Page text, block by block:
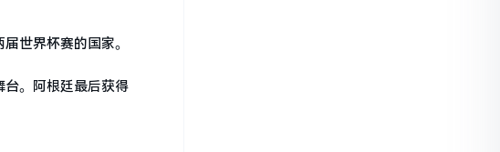
世界杯赛的国家。
台。阿根廷最后获得